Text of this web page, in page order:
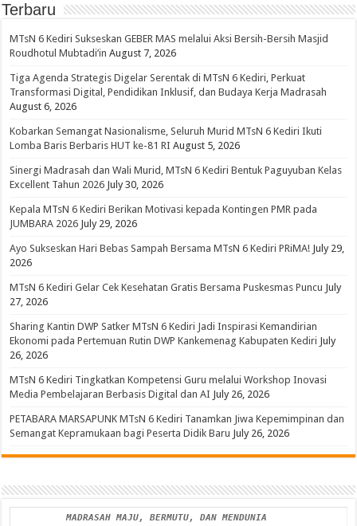
Terbaru
MTsN 6 Kediri Sukseskan GEBER MAS melalui Aksi Bersih-Bersih Masjid
Roudhotul Mubtadi’in August 7, 2026
Tiga Agenda Strategis Digelar Serentak di MTsN 6 Kediri, Perkuat
Transformasi Digital, Pendidikan Inklusif, dan Budaya Kerja Madrasah
August 6, 2026
Kobarkan Semangat Nasionalisme, Seluruh Murid MTsN 6 Kediri Ikuti
Lomba Baris Berbaris HUT ke-81 RI August 5, 2026
Sinergi Madrasah dan Wali Murid, MTsN 6 Kediri Bentuk Paguyuban Kelas
Excellent Tahun 2026 July 30, 2026
Kepala MTsN 6 Kediri Berikan Motivasi kepada Kontingen PMR pada
JUMBARA 2026 July 29, 2026
Ayo Sukseskan Hari Bebas Sampah Bersama MTsN 6 Kediri PRiMA! July 29,
2026
MTsN 6 Kediri Gelar Cek Kesehatan Gratis Bersama Puskesmas Puncu July
27, 2026
Sharing Kantin DWP Satker MTsN 6 Kediri Jadi Inspirasi Kemandirian
Ekonomi pada Pertemuan Rutin DWP Kankemenag Kabupaten Kediri July
26, 2026
MTsN 6 Kediri Tingkatkan Kompetensi Guru melalui Workshop Inovasi
Media Pembelajaran Berbasis Digital dan AI July 26, 2026
PETABARA MARSAPUNK MTsN 6 Kediri Tanamkan Jiwa Kepemimpinan dan
Semangat Kepramukaan bagi Peserta Didik Baru July 26, 2026
MADRASAH MAJU, BERMUTU, DAN MENDUNIA